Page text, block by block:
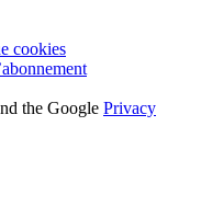
cookies
the Google Privacy